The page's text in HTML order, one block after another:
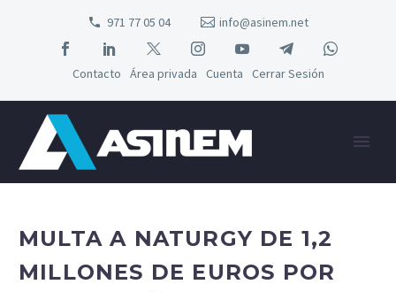
971 77 05 04 info@asinem.net
Contacto Área privada Cuenta Cerrar Sesión
MULTA A NATURGY DE 1,2
MILLONES DE EUROS POR